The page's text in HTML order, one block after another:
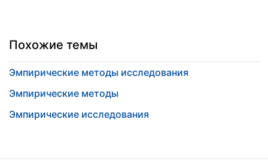
Похожие темы
Эмпирические методы исследования
Эмпирические методы
Эмпирические исследования